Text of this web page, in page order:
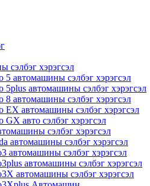
сэлбэг хэрэгсэл
5 автомашины сэлбэг хэрэгсэл
5plus автомашины сэлбэг хэрэгсэл
8 автомашины сэлбэг хэрэгсэл
EX автомашины сэлбэг хэрэгсэл
GX авто сэлбэг хэрэгсэл
сэлбэг хэрэгсэл
автомашины сэлбэг хэрэгсэл
автомашины сэлбэг хэрэгсэл
автомашины сэлбэг хэрэгсэл
автомашины сэлбэг хэрэгсэл